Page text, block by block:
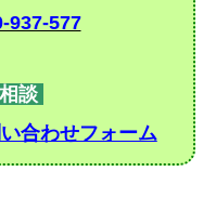
937-577
談
合わせフォーム